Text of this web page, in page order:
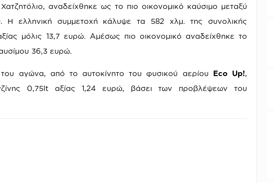
αναδείχθηκε ως το πιο οικονομικό καύσιμο μεταξύ
ελληνική συμμετοχή κάλυψε τα 582 χλμ. της συνολικής
μόλις 13,7 ευρώ. Αμέσως πιο οικονομικό αναδείχθηκε το
36,3 ευρώ.
αγώνα, από το αυτοκίνητο του φυσικού αερίου Eco Up!,
0,75lt αξίας 1,24 ευρώ, βάσει των προβλέψεων του